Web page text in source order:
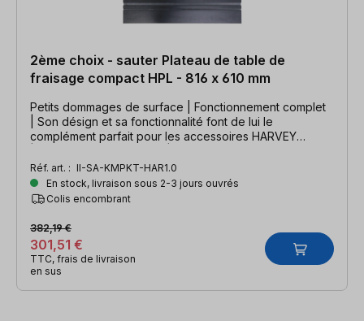
2ème choix - sauter Plateau de table de
fraisage compact HPL - 816 x 610 mm
Petits dommages de surface | Fonctionnement complet
| Son désign et sa fonctionnalité font de lui le
complément parfait pour les accessoires HARVEY
mm | extrêmement robuste
Réf. art. : II-SA-KMPKT-HAR1.0
En stock, livraison sous 2-3 jours ouvrés
Colis encombrant
301,51 €
382,19 €
TTC, frais de livraison
en sus